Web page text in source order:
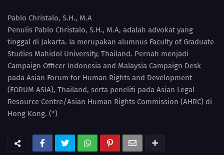
Pablo Christalo, S.H., M.A
Penulis Pablo Christalo, S.H., M.A, adalah advokat yang
tinggal di Jakarta. Ia merupakan alumnus Faculty of Graduate
Studies Mahidol University, Thailand. Pernah menjadi
Campaign Officer Indonesia and Malaysia Campaign Desk
pada Asian Forum for Human Rights and Development
(FORUM ASIA), Thailand, serta peneliti pada Asian Legal
Resource Centre/Asian Human Rights Commission (AHRC) di
Hong Kong. (*)